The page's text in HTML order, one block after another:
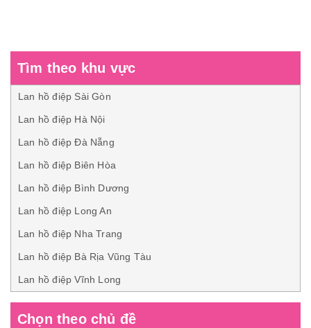
Tìm theo khu vực
Lan hồ điệp Sài Gòn
Lan hồ điệp Hà Nội
Lan hồ điệp Đà Nẵng
Lan hồ điệp Biên Hòa
Lan hồ điệp Bình Dương
Lan hồ điệp Long An
Lan hồ điệp Nha Trang
Lan hồ điệp Bà Rịa Vũng Tàu
Lan hồ điệp Vĩnh Long
Chọn theo chủ đề